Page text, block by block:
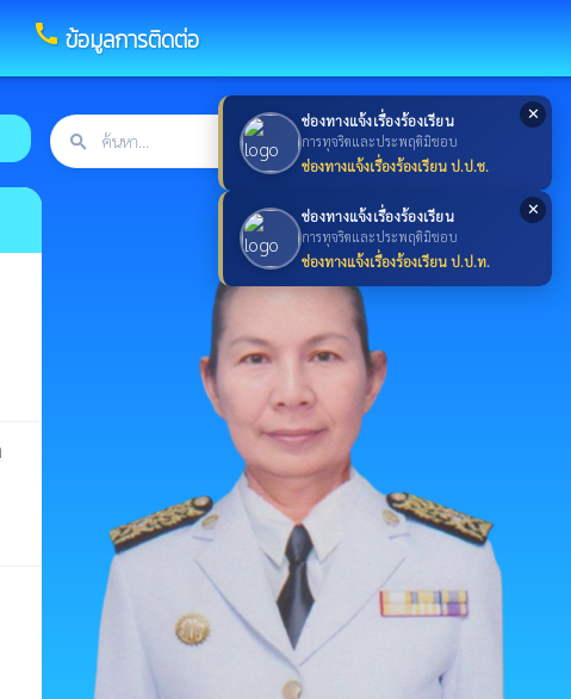
✕
ช่องทางแจ้งเรื่องร้องเรียน
การทุจริตและประพฤติมิชอบ
ช่องทางแจ้งเรื่องร้องเรียน ป.ป.ช.
✕
ช่องทางแจ้งเรื่องร้องเรียน
การทุจริตและประพฤติมิชอบ
ช่องทางแจ้งเรื่องร้องเรียน ป.ป.ท.
callข้อมูลการติดต่อ
search searchค้นหา